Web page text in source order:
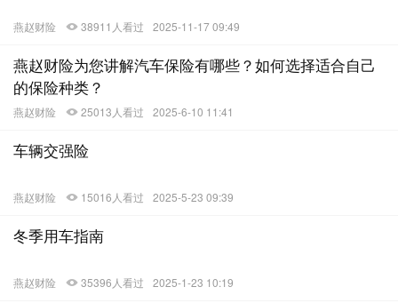
燕赵财险 38911人看过 2025-11-17 09:49
燕赵财险为您讲解汽车保险有哪些？如何选择适合自己
的保险种类？
燕赵财险 25013人看过 2025-6-10 11:41
车辆交强险
燕赵财险 15016人看过 2025-5-23 09:39
冬季用车指南
燕赵财险 35396人看过 2025-1-23 10:19